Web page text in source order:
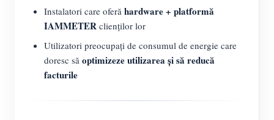
Instalatori care oferă hardware + platformă
IAMMETER clienților lor
Utilizatori preocupați de consumul de energie care
doresc să optimizeze utilizarea și să reducă
facturile